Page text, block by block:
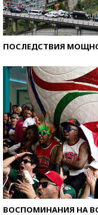
ПОСЛЕДСТВИЯ
ВОСПОМИНАНИЯ НА